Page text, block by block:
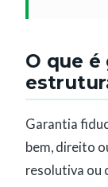
O que
Garantia
bem, direito
resolutiva ou